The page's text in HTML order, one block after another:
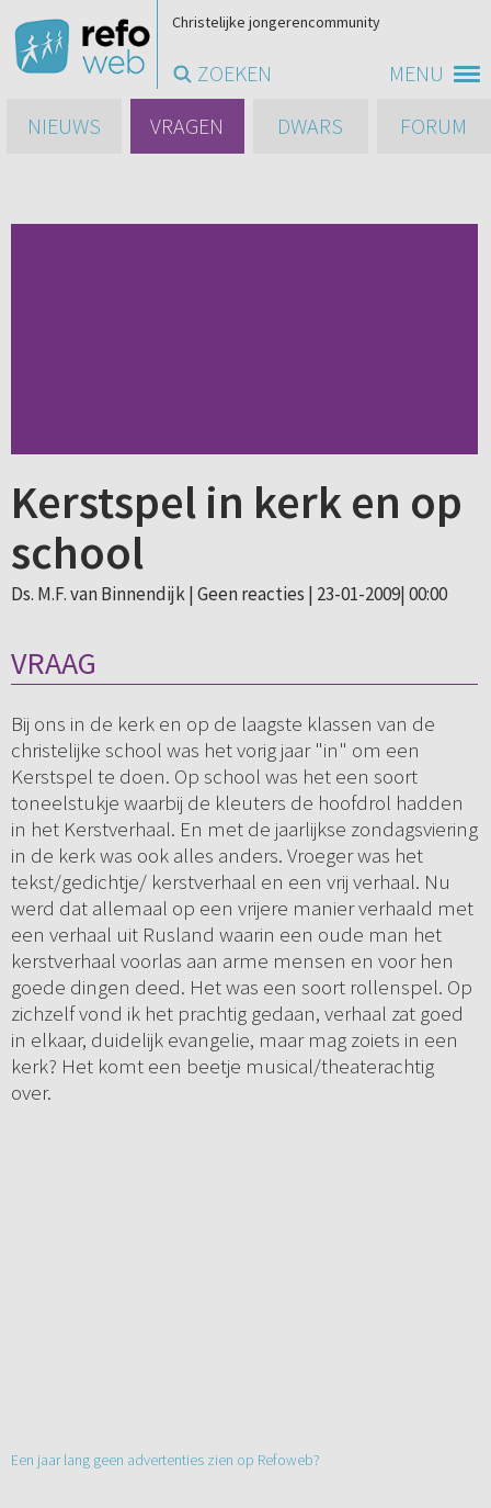
MENU
Christelijke jongerencommunity
ZOEKEN
NIEUWS
VRAGEN DWARS FORUM
Kerstspel in kerk en op
school
Ds. M.F. van Binnendijk | Geen reacties | 23-01-2009| 00:00
VRAAG
Bij ons in de kerk en op de laagste klassen van de
christelijke school was het vorig jaar "in" om een
Kerstspel te doen. Op school was het een soort
toneelstukje waarbij de kleuters de hoofdrol hadden
in het Kerstverhaal. En met de jaarlijkse zondagsviering
in de kerk was ook alles anders. Vroeger was het
tekst/gedichtje/ kerstverhaal en een vrij verhaal. Nu
werd dat allemaal op een vrijere manier verhaald met
een verhaal uit Rusland waarin een oude man het
kerstverhaal voorlas aan arme mensen en voor hen
goede dingen deed. Het was een soort rollenspel. Op
zichzelf vond ik het prachtig gedaan, verhaal zat goed
in elkaar, duidelijk evangelie, maar mag zoiets in een
kerk? Het komt een beetje musical/theaterachtig
over.
Een jaar lang geen advertenties zien op Refoweb?